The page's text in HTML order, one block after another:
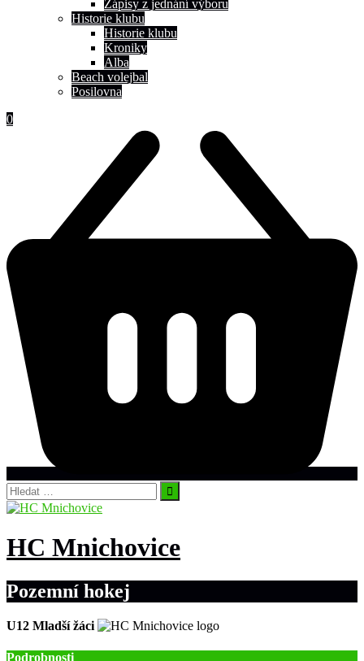
Zápisy z jednání výboru
Historie klubu
Historie klubu
Kroniky
Alba
Beach volejbal
Posilovna
0
Vyhledávání
HC Mnichovice
Pozemní hokej
U12 Mladší žáci
Podrobnosti